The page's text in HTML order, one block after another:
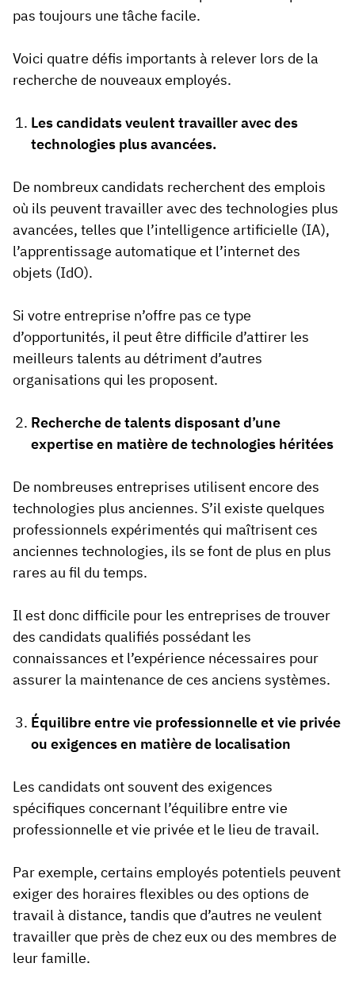
pas toujours une tâche facile.
Voici quatre défis importants à relever lors de la
recherche de nouveaux employés.
Les candidats veulent travailler avec des
technologies plus avancées.
De nombreux candidats recherchent des emplois
où ils peuvent travailler avec des technologies plus
avancées, telles que l’intelligence artificielle (IA),
l’apprentissage automatique et l’internet des
objets (IdO).
Si votre entreprise n’offre pas ce type
d’opportunités, il peut être difficile d’attirer les
meilleurs talents au détriment d’autres
organisations qui les proposent.
Recherche de talents disposant d’une
expertise en matière de technologies héritées
De nombreuses entreprises utilisent encore des
technologies plus anciennes. S’il existe quelques
professionnels expérimentés qui maîtrisent ces
anciennes technologies, ils se font de plus en plus
rares au fil du temps.
Il est donc difficile pour les entreprises de trouver
des candidats qualifiés possédant les
connaissances et l’expérience nécessaires pour
assurer la maintenance de ces anciens systèmes.
Équilibre entre vie professionnelle et vie privée
ou exigences en matière de localisation
Les candidats ont souvent des exigences
spécifiques concernant l’équilibre entre vie
professionnelle et vie privée et le lieu de travail.
Par exemple, certains employés potentiels peuvent
exiger des horaires flexibles ou des options de
travail à distance, tandis que d’autres ne veulent
travailler que près de chez eux ou des membres de
leur famille.